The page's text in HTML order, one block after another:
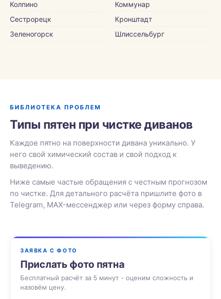
Колпино
Сестрорецк
Зеленогорск
Коммунар
Кронштадт
Шлиссельбург
БИБЛИОТЕКА ПРОБЛЕМ
Типы пятен при чистке диванов
Каждое пятно на поверхности дивана уникально. У
него свой химический состав и свой подход к
выведению.
Ниже самые частые обращения с честным прогнозом
по чистке. Для детального расчёта пришлите фото в
Telegram, MAX-мессенджер или через форму справа.
ЗАЯВКА С ФОТО
Прислать фото пятна
Бесплатный расчёт за 5 минут - оценим сложность и
назовём цену.